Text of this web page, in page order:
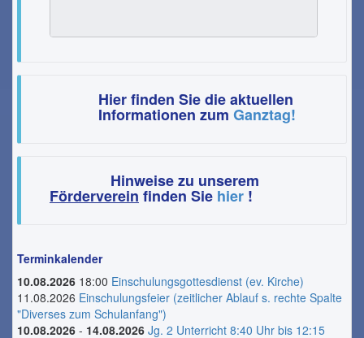
Hier finden Sie die aktuellen
Informationen zum Ganztag!
Hinweise zu unserem
Förderverein finden Sie hier !
Terminkalender
10.08.2026 18:00 Einschulungsgottesdienst (ev. Kirche)
11.08.2026 Einschulungsfeier (zeitlicher Ablauf s. rechte Spalte
"Diverses zum Schulanfang")
10.08.2026 - 14.08.2026 Jg. 2 Unterricht 8:40 Uhr bis 12:15